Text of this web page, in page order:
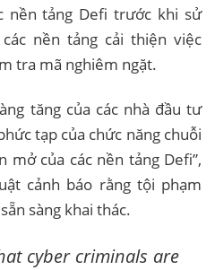
nền tảng Defi trước khi sử
nền tảng cải thiện việc
tra mã nghiêm ngặt.
tăng của các nhà đầu tư
tạp của chức năng chuỗi
mở của các nền tảng Defi”,
cảnh báo rằng tội phạm
sàng khai thác.
cyber criminals are